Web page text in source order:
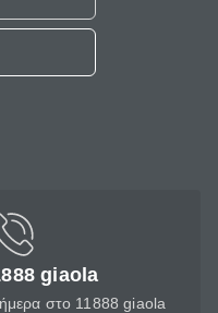
giaola
στο 11888 giaola